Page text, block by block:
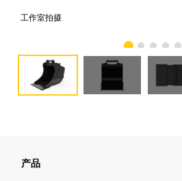
工作室拍摄
产品